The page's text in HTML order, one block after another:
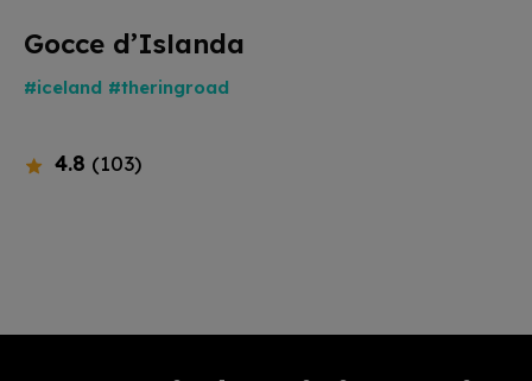
Gocce d’Islanda
#iceland #theringroad
4.8 (103)